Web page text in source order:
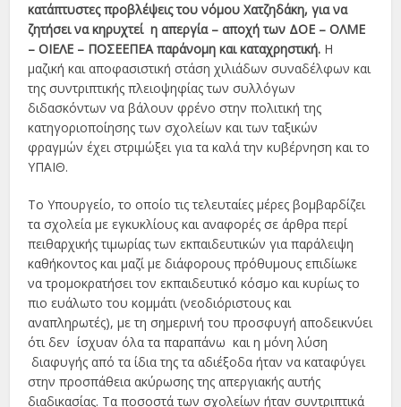
κατάπτυστες προβλέψεις του νόμου Χατζηδάκη, για να
ζητήσει να κηρυχτεί η απεργία – αποχή των ΔΟΕ – ΟΛΜΕ
– ΟΙΕΛΕ – ΠΟΣΕΕΠΕΑ παράνομη και καταχρηστική. Η
μαζική και αποφασιστική στάση χιλιάδων συναδέλφων και
της συντριπτικής πλειοψηφίας των συλλόγων
διδασκόντων να βάλουν φρένο στην πολιτική της
κατηγοριοποίησης των σχολείων και των ταξικών
φραγμών έχει στριμώξει για τα καλά την κυβέρνηση και το
ΥΠΑΙΘ.
Το Υπουργείο, το οποίο τις τελευταίες μέρες βομβαρδίζει
τα σχολεία με εγκυκλίους και αναφορές σε άρθρα περί
πειθαρχικής τιμωρίας των εκπαιδευτικών για παράλειψη
καθήκοντος και μαζί με διάφορους πρόθυμους επιδίωκε
να τρομοκρατήσει τον εκπαιδευτικό κόσμο και κυρίως το
πιο ευάλωτο του κομμάτι (νεοδιόριστους και
αναπληρωτές), με τη σημερινή του προσφυγή αποδεικνύει
ότι δεν ίσχυαν όλα τα παραπάνω και η μόνη λύση
διαφυγής από τα ίδια της τα αδιέξοδα ήταν να καταφύγει
στην προσπάθεια ακύρωσης της απεργιακής αυτής
διαδικασίας. Τα ποσοστά των σχολείων ήταν συντριπτικά